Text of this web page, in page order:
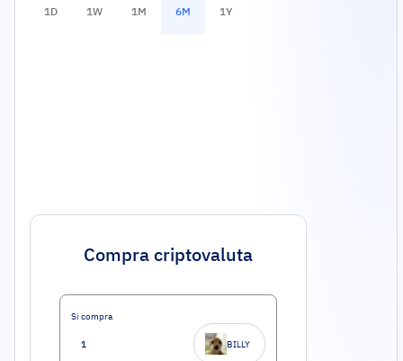
1D 1W 1M 6M 1Y
Compra criptovaluta
Si compra
BILLY